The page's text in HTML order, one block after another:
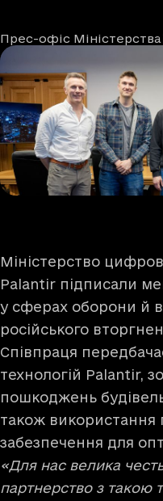
Автори
Прес-офіс Міністерства
Дата та час публікації:
Міністерство
Palantir підписали
у сферах оборони й
російського
Співпраця
технологій Palantir,
пошкоджень
також використання
забезпечення для
«Для нас велика
партнерство з такою